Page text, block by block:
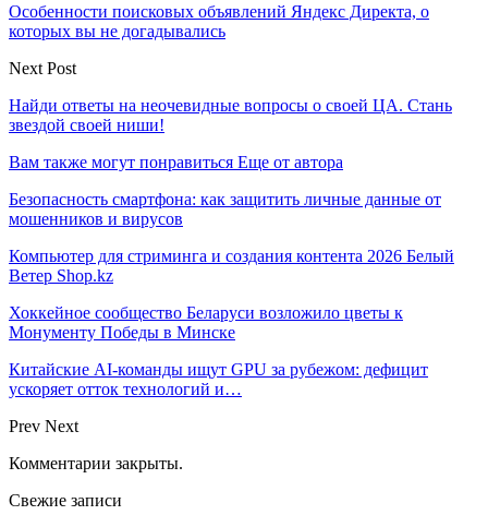
Особенности поисковых объявлений Яндекс Директа, о
которых вы не догадывались
Next Post
Найди ответы на неочевидные вопросы о своей ЦА. Стань
звездой своей ниши!
Вам также могут понравиться Еще от автора
Безопасность смартфона: как защитить личные данные от
мошенников и вирусов
Компьютер для стриминга и создания контента 2026 Белый
Ветер Shop.kz
Хоккейное сообщество Беларуси возложило цветы к
Монументу Победы в Минске
Китайские AI-команды ищут GPU за рубежом: дефицит
ускоряет отток технологий и…
Prev Next
Комментарии закрыты.
Свежие записи